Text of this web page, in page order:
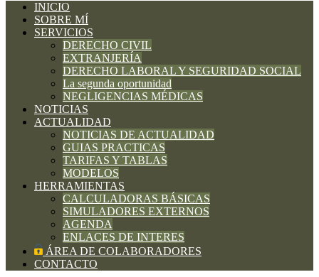
INICIO
SOBRE MÍ
SERVICIOS
DERECHO CIVIL
EXTRANJERÍA
DERECHO LABORAL Y SEGURIDAD SOCIAL
La segunda oportunidad
NEGLIGENCIAS MÉDICAS
NOTICIAS
ACTUALIDAD
NOTICIAS DE ACTUALIDAD
GUIAS PRACTICAS
TARIFAS Y TABLAS
MODELOS
HERRAMIENTAS
CALCULADORAS BÁSICAS
SIMULADORES EXTERNOS
AGENDA
ENLACES DE INTERES
ÁREA DE COLABORADORES
CONTACTO